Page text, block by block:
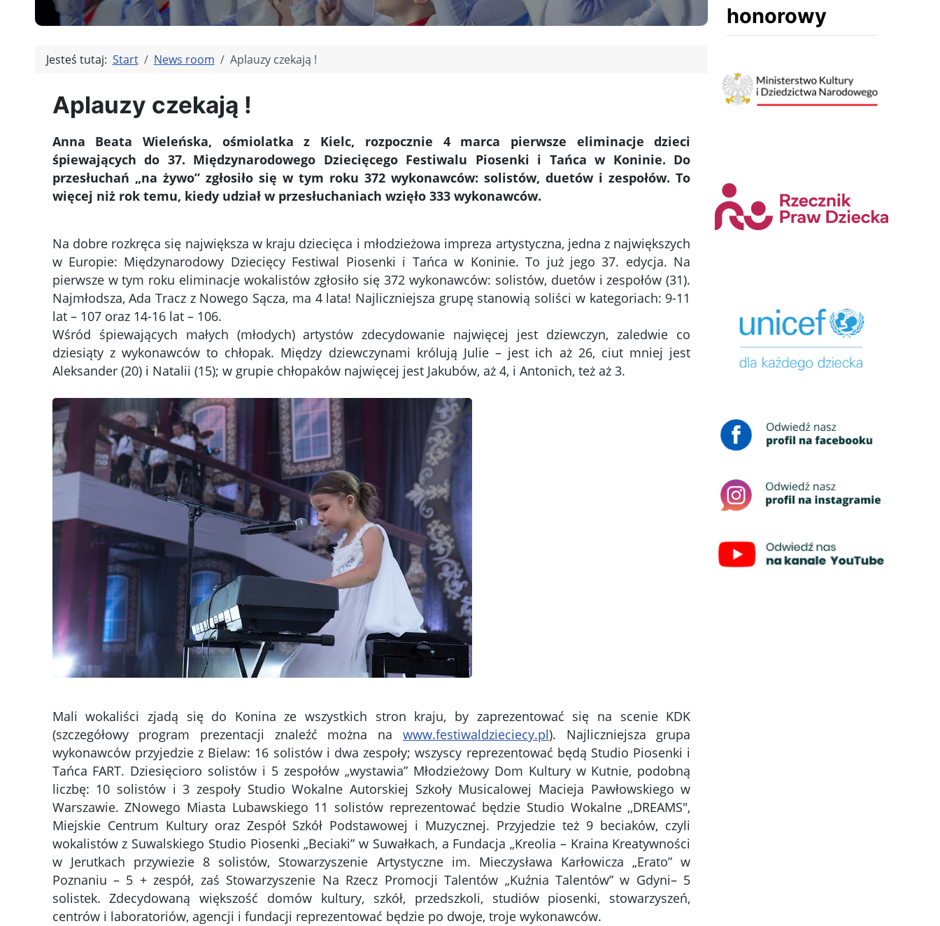
honorowy
Jesteś tutaj: Start News room Aplauzy czekają !
Aplauzy czekają !
Anna Beata Wieleńska, ośmiolatka z Kielc, rozpocznie 4 marca pierwsze eliminacje dzieci
śpiewających do 37. Międzynarodowego Dziecięcego Festiwalu Piosenki i Tańca w Koninie. Do
przesłuchań „na żywo” zgłosiło się w tym roku 372 wykonawców: solistów, duetów i zespołów. To
więcej niż rok temu, kiedy udział w przesłuchaniach wzięło 333 wykonawców.
Na dobre rozkręca się największa w kraju dziecięca i młodzieżowa impreza artystyczna, jedna z największych
w Europie: Międzynarodowy Dziecięcy Festiwal Piosenki i Tańca w Koninie. To już jego 37. edycja. Na
pierwsze w tym roku eliminacje wokalistów zgłosiło się 372 wykonawców: solistów, duetów i zespołów (31).
Najmłodsza, Ada Tracz z Nowego Sącza, ma 4 lata! Najliczniejsza grupę stanowią soliści w kategoriach: 9-11
lat – 107 oraz 14-16 lat – 106.
Wśród śpiewających małych (młodych) artystów zdecydowanie najwięcej jest dziewczyn, zaledwie co
dziesiąty z wykonawców to chłopak. Między dziewczynami królują Julie – jest ich aż 26, ciut mniej jest
Aleksander (20) i Natalii (15); w grupie chłopaków najwięcej jest Jakubów, aż 4, i Antonich, też aż 3.
Mali wokaliści zjadą się do Konina ze wszystkich stron kraju, by zaprezentować się na scenie KDK
(szczegółowy program prezentacji znaleźć można na www.festiwaldzieciecy.pl). Najliczniejsza grupa
wykonawców przyjedzie z Bielaw: 16 solistów i dwa zespoły; wszyscy reprezentować będą Studio Piosenki i
Tańca FART. Dziesięcioro solistów i 5 zespołów „wystawia” Młodzieżowy Dom Kultury w Kutnie, podobną
liczbę: 10 solistów i 3 zespoły Studio Wokalne Autorskiej Szkoły Musicalowej Macieja Pawłowskiego w
Warszawie. ZNowego Miasta Lubawskiego 11 solistów reprezentować będzie Studio Wokalne ,,DREAMS",
Miejskie Centrum Kultury oraz Zespół Szkół Podstawowej i Muzycznej. Przyjedzie też 9 beciaków, czyli
wokalistów z Suwalskiego Studio Piosenki „Beciaki” w Suwałkach, a Fundacja „Kreolia – Kraina Kreatywności
w Jerutkach przywiezie 8 solistów, Stowarzyszenie Artystyczne im. Mieczysława Karłowicza „Erato” w
Poznaniu – 5 + zespół, zaś Stowarzyszenie Na Rzecz Promocji Talentów „Kuźnia Talentów” w Gdyni– 5
solistek. Zdecydowaną większość domów kultury, szkół, przedszkoli, studiów piosenki, stowarzyszeń,
centrów i laboratoriów, agencji i fundacji reprezentować będzie po dwoje, troje wykonawców.